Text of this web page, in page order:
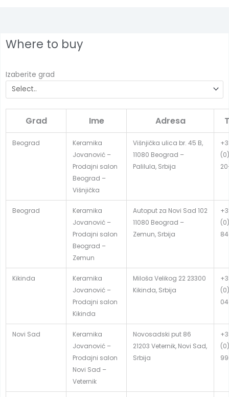
Where to buy
Izaberite grad
Grad Ime Adresa
Beograd
Keramika
Jovanović –
Prodajni salon
Beograd –
Višnjička
Višnjička ulica br. 45 B,
11080 Beograd –
Palilula, Srbija
Beograd
Keramika
Jovanović –
Prodajni salon
Beograd –
Zemun
Autoput za Novi Sad 102
11080 Beograd –
Zemun, Srbija
Kikinda
Keramika
Jovanović –
Prodajni salon
Kikinda
Miloša Velikog 22 23300
Kikinda, Srbija
Novi Sad
Keramika
Jovanović –
Prodajni salon
Novi Sad –
Veternik
Novosadski put 86
21203 Veternik, Novi Sad,
Srbija